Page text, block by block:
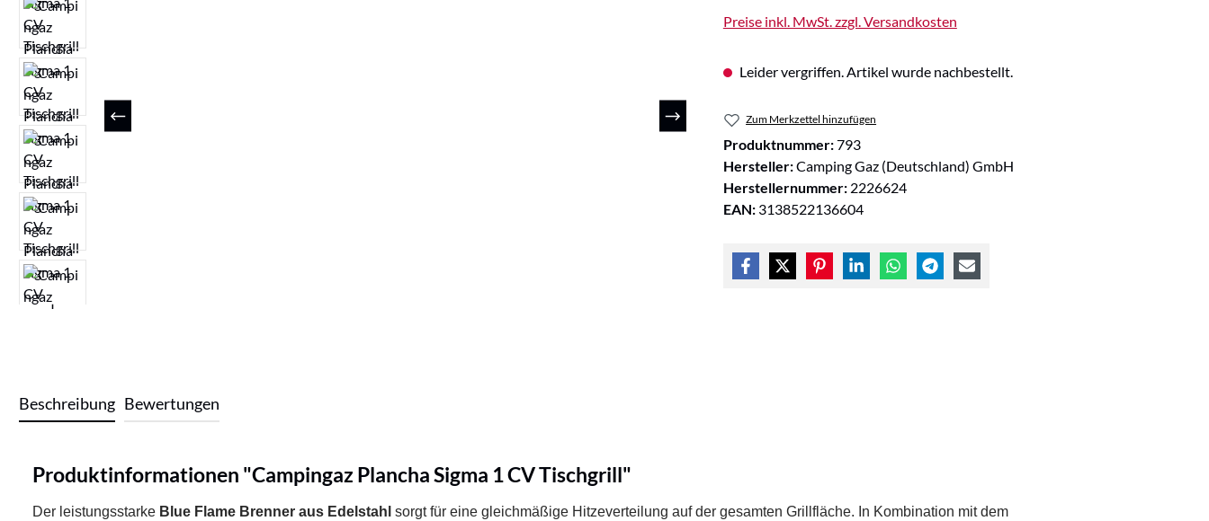
Preise inkl. MwSt. zzgl. Versandkosten
Leider vergriffen. Artikel wurde nachbestellt.
Zum Merkzettel hinzufügen
Produktnummer:793
Hersteller:Camping Gaz (Deutschland) GmbH
Herstellernummer: 2226624
EAN: 3138522136604
Beschreibung Bewertungen
Produktinformationen "Campingaz Plancha Sigma 1 CV Tischgrill"
Der leistungsstarke Blue Flame Brenner aus Edelstahl sorgt für eine gleichmäßige Hitzeverteilung auf der gesamten Grillfläche. In Kombination mit dem